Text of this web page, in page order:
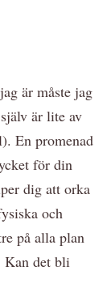
är måste jag
är lite av
En promenad
för din
dig att orka
och
på alla plan
Kan det bli